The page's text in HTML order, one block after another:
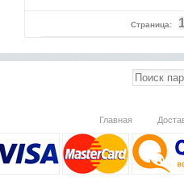
Страница:
Главная